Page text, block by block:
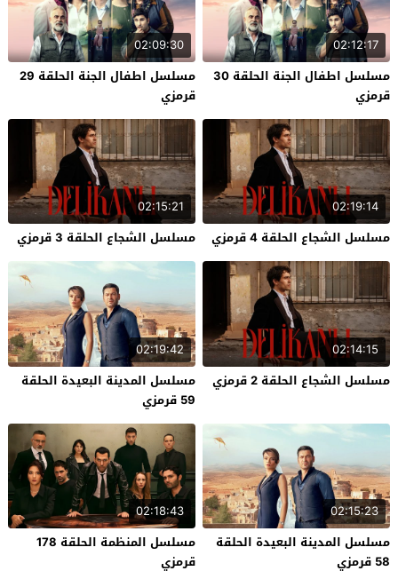
02:12:17
مسلسل اطفال الجنة الحلقة 30
قرمزي
02:09:30
مسلسل اطفال الجنة الحلقة 29
قرمزي
02:19:14
مسلسل الشجاع الحلقة 4 قرمزي
02:15:21
مسلسل الشجاع الحلقة 3 قرمزي
02:14:15
مسلسل الشجاع الحلقة 2 قرمزي
02:19:42
مسلسل المدينة البعيدة الحلقة
59 قرمزي
02:15:23
مسلسل المدينة البعيدة الحلقة
58 قرمزي
02:18:43
مسلسل المنظمة الحلقة 178
قرمزي